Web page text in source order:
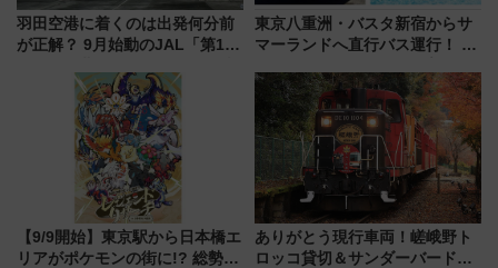
羽田空港に着くのは出発何分前
が正解？ 9月始動のJAL「第1タ
歩1キロ超え！ 知っておきたい
変更点まとめ
東京八重洲・バスタ新宿からサ
マーランドへ直行バス運行！ お
推し活を楽しもう！（2026年
8/1～31）
【9/9開始】東京駅から日本橋エ
リアがポケモンの街に!? 総勢
ありがとう現行車両！嵯峨野ト
ロッコ貸切＆サンダーバードレ